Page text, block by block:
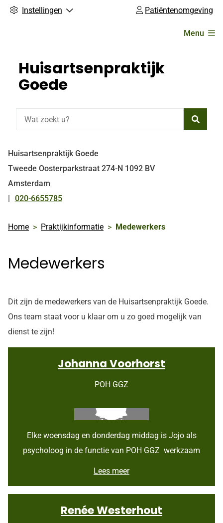
Instellingen Patiëntenomgeving
Menu
Huisartsenpraktijk
Goede
Huisartsenpraktijk Goede
Tweede Oosterparkstraat 274-N 1092 BV
Amsterdam
Tel:
020-6655785
Home Praktijkinformatie Medewerkers
Medewerkers
Dit zijn de medewerkers van de Huisartsenpraktijk Goede.
Ons team staat voor u klaar om u zo goed mogelijk van
dienst te zijn!
Johanna Voorhorst
POH GGZ
Elke woensdag en donderdag middag is Jojo als
psycholoog in de functie van POH GGZ werkzaam
Lees meerJ
h
n
n
Renée Westerhout